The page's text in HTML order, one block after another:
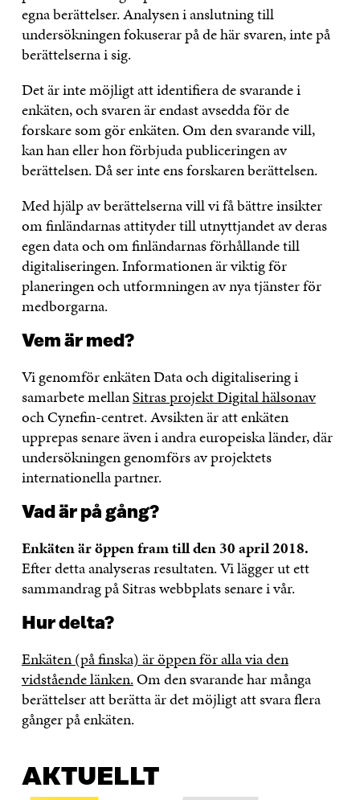
egna berättelser. Analysen i anslutning till
undersökningen fokuserar på de här svaren, inte på
berättelserna i sig.
Det är inte möjligt att identifiera de svarande i
enkäten, och svaren är endast avsedda för de
forskare som gör enkäten. Om den svarande vill,
kan han eller hon förbjuda publiceringen av
berättelsen. Då ser inte ens forskaren berättelsen.
Med hjälp av berättelserna vill vi få bättre insikter
om finländarnas attityder till utnyttjandet av deras
egen data och om finländarnas förhållande till
digitaliseringen. Informationen är viktig för
planeringen och utformningen av nya tjänster för
medborgarna.
Vem är med?
Vi genomför enkäten Data och digitalisering i
samarbete mellanSitras projekt Digital hälsonav
och Cynefin-centret. Avsikten är att enkäten
upprepas senare även i andra europeiska länder, där
undersökningen genomförs av projektets
internationella partner.
Vad är på gång?
Enkäten är öppen fram till den 30 april 2018.
Efter detta analyseras resultaten. Vi lägger ut ett
sammandrag på Sitras webbplats senare i vår.
Hur delta?
Enkäten (på finska) är öppen för alla via den
vidstående länken.Om den svarande har många
berättelser att berätta är det möjligt att svara flera
gånger på enkäten.
AKTUELLT